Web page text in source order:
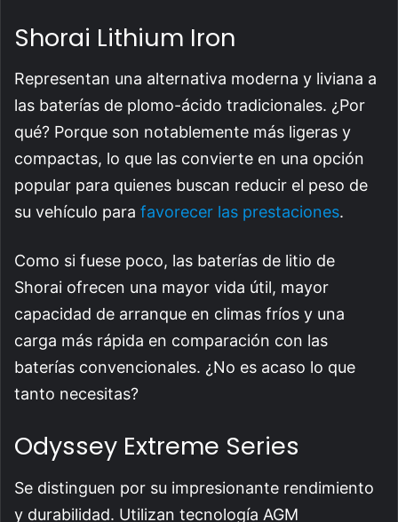
Shorai Lithium Iron
Representan una alternativa moderna y liviana a
las baterías de plomo-ácido tradicionales. ¿Por
qué? Porque son notablemente más ligeras y
compactas, lo que las convierte en una opción
popular para quienes buscan reducir el peso de
su vehículo para favorecer las prestaciones.
Como si fuese poco, las baterías de litio de
Shorai ofrecen una mayor vida útil, mayor
capacidad de arranque en climas fríos y una
carga más rápida en comparación con las
baterías convencionales. ¿No es acaso lo que
tanto necesitas?
Odyssey Extreme Series
Se distinguen por su impresionante rendimiento
y durabilidad. Utilizan tecnología AGM